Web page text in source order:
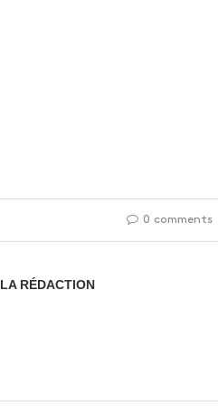
0 comments
LA RÉDACTION